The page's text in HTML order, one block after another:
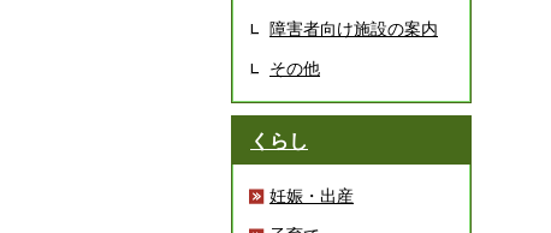
障害者向け施設の案内
その他
くらし
妊娠・出産